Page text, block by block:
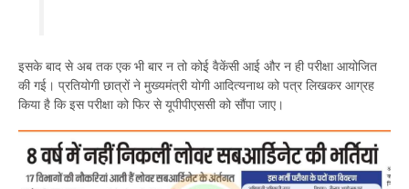
इसके बाद से अब तक एक भी बार न तो कोई वैकेंसी आई और न ही परीक्षा आयोजित
की गई। प्रतियोगी छात्रों ने मुख्यमंत्री योगी आदित्यनाथ को पत्र लिखकर आग्रह
किया है कि इस परीक्षा को फिर से यूपीपीएससी को सौंपा जाए।